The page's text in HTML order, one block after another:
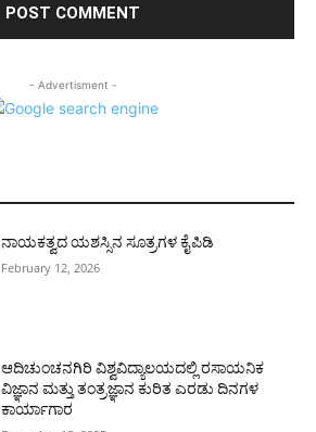
- Advertisment -
ನಾಯಕತ್ವದ ಯಶಸ್ಸಿನ ಸೂತ್ರಗಳ ಕೈಪಿಡಿ
February 12, 2026
ಆದಿಚುಂಚನಗಿರಿ ವಿಶ್ವವಿದ್ಯಾಲಯದಲ್ಲಿ ರಸಾಯನಿಕ
ವಿಜ್ಞಾನ ಮತ್ತು ತಂತ್ರಜ್ಞಾನ ಕುರಿತ ಎರಡು ದಿನಗಳ
ಕಾರ್ಯಾಗಾರ